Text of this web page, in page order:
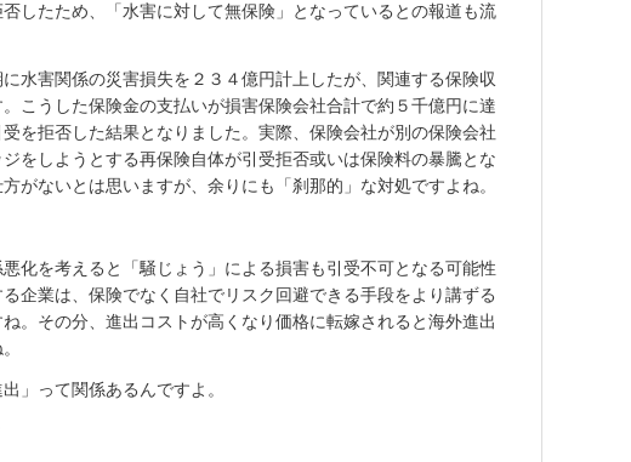
したため、「水害に対して無保険」となっているとの報道も流
水害関係の災害損失を２３４億円計上したが、関連する保険収
こうした保険金の支払いが損害保険会社合計で約５千億円に達
を拒否した結果となりました。実際、保険会社が別の保険会社
をしようとする再保険自体が引受拒否或いは保険料の暴騰とな
がないとは思いますが、余りにも「刹那的」な対処ですよね。
化を考えると「騒じょう」による損害も引受不可となる可能性
企業は、保険でなく自社でリスク回避できる手段をより講ずる
。その分、進出コストが高くなり価格に転嫁されると海外進出
」って関係あるんですよ。